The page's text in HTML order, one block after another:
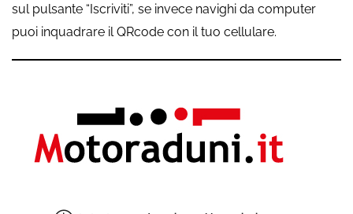
sul pulsante “Iscriviti”, se invece navighi da computer
puoi inquadrare il QRcode con il tuo cellulare.